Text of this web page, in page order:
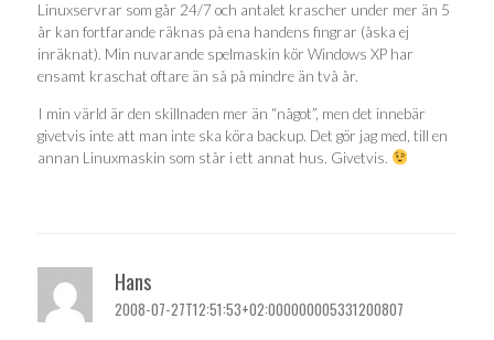
Linuxservrar som går 24/7 och antalet krascher under mer än 5
år kan fortfarande räknas på ena handens fingrar (åska ej
inräknat). Min nuvarande spelmaskin kör Windows XP har
ensamt kraschat oftare än så på mindre än två år.
I min värld är den skillnaden mer än “något”, men det innebär
givetvis inte att man inte ska köra backup. Det gör jag med, till en
annan Linuxmaskin som står i ett annat hus. Givetvis.
Hans
2008-07-27T12:51:53+02:000000005331200807